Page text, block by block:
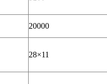
20000
28×11